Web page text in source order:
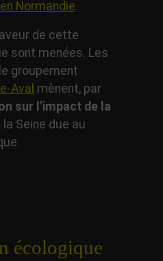
Normandie.
de cette
sont menées. Les
groupement
Aval mènent, par
sur l’impact de la
Seine due au
écologique